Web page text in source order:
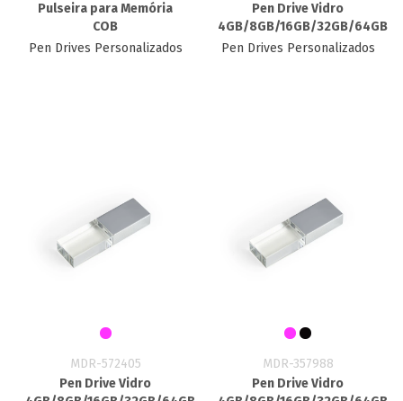
Pulseira para Memória
COB
Pen Drives Personalizados
Pen Drive Vidro
4GB/8GB/16GB/32GB/64GB
Pen Drives Personalizados
MDR-572405
Pen Drive Vidro
MDR-357988
Pen Drive Vidro